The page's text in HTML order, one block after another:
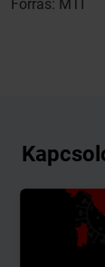
Forrás: MTI